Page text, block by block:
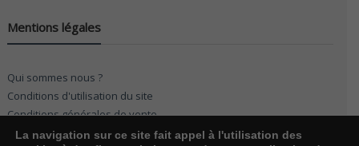
Mentions légales
Qui sommes nous ?
Conditions d'utilisation du site
Conditions générales de vente
La navigation sur ce site fait appel à l'utilisation des